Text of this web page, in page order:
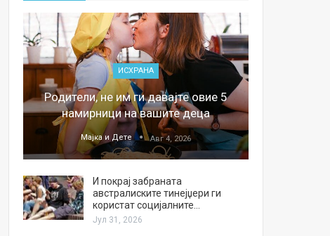
ИСХРАНА
Родители, не им ги давајте овие 5
намирници на вашите деца
Мајка и Дете Авг 4, 2026
И покрај забраната
австралиските тинејџери ги
користат социјалните…
Јул 31, 2026